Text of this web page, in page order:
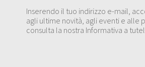
Inserendo il tuo indirizzo e-mail,
agli ultime novità, agli eventi e alle
consulta la nostra Informativa a